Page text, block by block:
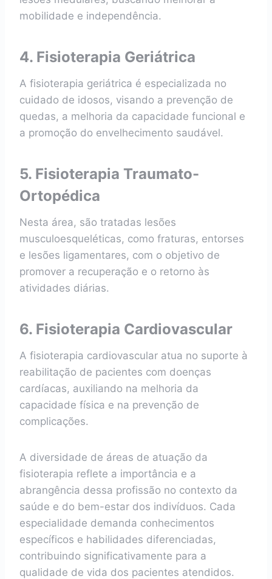
mobilidade e independência.
4. Fisioterapia Geriátrica
A fisioterapia geriátrica é especializada no
cuidado de idosos, visando a prevenção de
quedas, a melhoria da capacidade funcional e
a promoção do envelhecimento saudável.
5. Fisioterapia Traumato-
Ortopédica
Nesta área, são tratadas lesões
musculoesqueléticas, como fraturas, entorses
e lesões ligamentares, com o objetivo de
promover a recuperação e o retorno às
atividades diárias.
6. Fisioterapia Cardiovascular
A fisioterapia cardiovascular atua no suporte à
reabilitação de pacientes com doenças
cardíacas, auxiliando na melhoria da
capacidade física e na prevenção de
complicações.
A diversidade de áreas de atuação da
fisioterapia reflete a importância e a
abrangência dessa profissão no contexto da
saúde e do bem-estar dos indivíduos. Cada
especialidade demanda conhecimentos
específicos e habilidades diferenciadas,
contribuindo significativamente para a
qualidade de vida dos pacientes atendidos.